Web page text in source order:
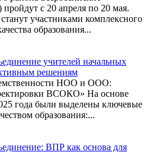
с 20 апреля по 20 мая.
участниками комплексного
образования...
учителей начальных
решениям
НОО и ООО:
ВСОКО» На основе
года были выделены ключевые
образования:...
ВПР как основа для